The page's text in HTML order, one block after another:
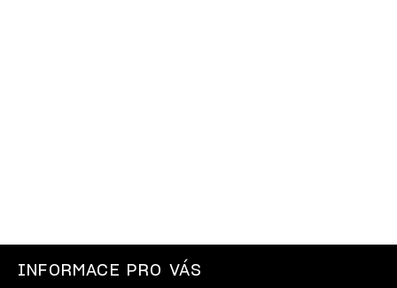
INFORMACE PRO VÁS